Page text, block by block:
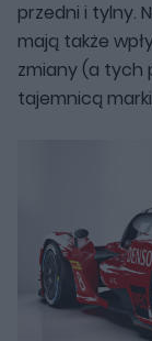
przedni i tylny.
mają także
zmiany (a tych
tajemnicą